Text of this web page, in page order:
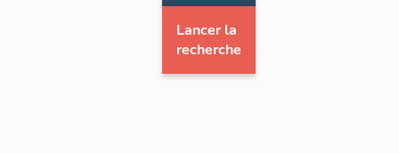
Lancer la
recherche